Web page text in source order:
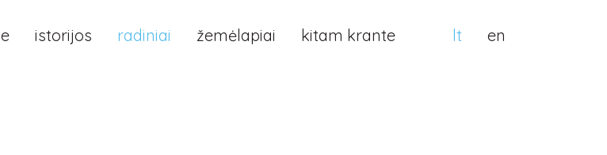
istorijos radiniai žemėlapiai kitam krante lt en